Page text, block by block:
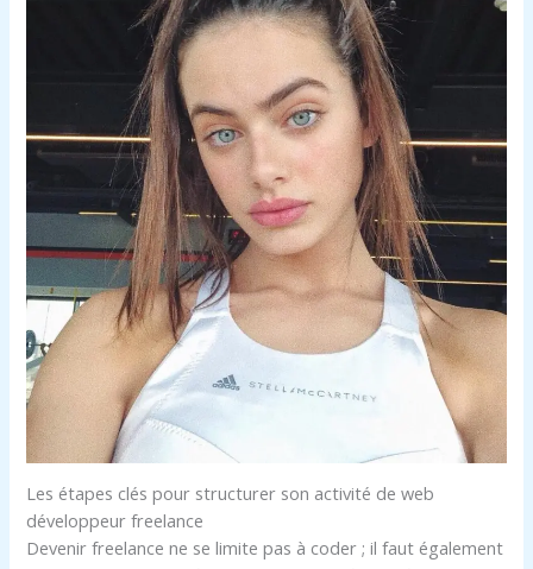
Les étapes clés pour structurer son activité de web
développeur freelance
Devenir freelance ne se limite pas à coder ; il faut également